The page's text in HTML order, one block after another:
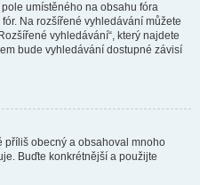
umístěného na obsahu fóra
Na rozšířené vyhledávání můžete
vyhledávání“, který najdete
bude vyhledávání dostupné závisí
příliš obecný a obsahoval mnoho
Buďte konkrétnější a použijte